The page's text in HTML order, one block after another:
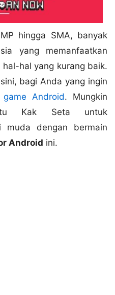
hingga SMA, banyak
yang memanfaatkan
hal yang kurang baik.
bagi Anda yang ingin
game Android. Mungkin
Kak Seta untuk
muda dengan bermain
Android ini.